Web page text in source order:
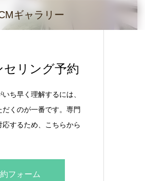
ギャラリー
セリング予約
ち早く理解するには、
くのが一番です。専門
するため、こちらから
フォーム